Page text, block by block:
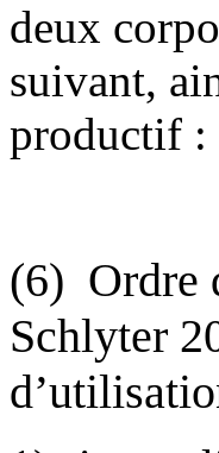
deux
suivant,
productif :
(6) Ordre
Schlyter